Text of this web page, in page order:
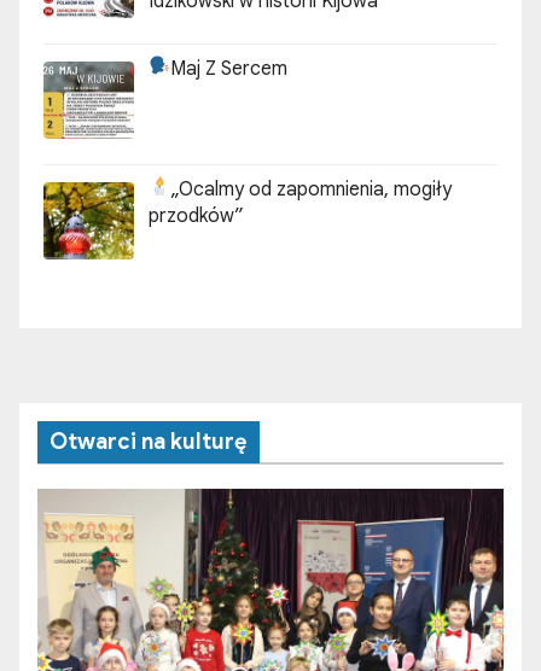
Maj Z Sercem
„Ocalmy od zapomnienia, mogiły
przodków”
Otwarci na kulturę